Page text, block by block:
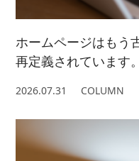
ホームページはもう
再定義されています。
2026.07.31 COLUMN